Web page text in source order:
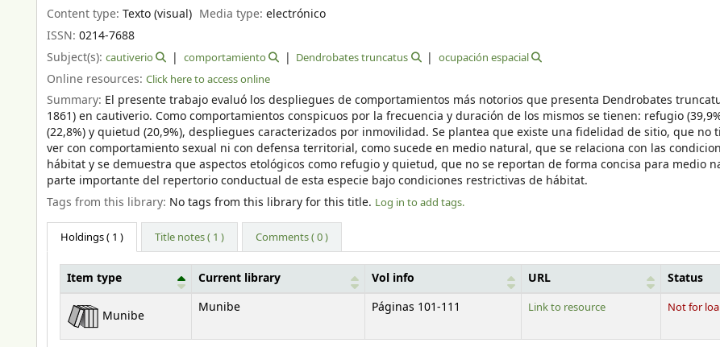
Content type: Texto (visual) Media type:electrónico
ISSN: 0214-7688
Subject(s): cautiverio comportamiento Dendrobates truncatus ocupación espacial
Online resources: Click here to access online
Summary: El presente trabajo evaluó los despliegues de comportamientos más notorios que presenta Dendrobates
1861) en cautiverio. Como comportamientos conspicuos por la frecuencia y duración de los mismos se tienen: refugio
(22,8%) y quietud (20,9%), despliegues caracterizados por inmovilidad. Se plantea que existe una fidelidad de sitio, que no
ver con comportamiento sexual ni con defensa territorial, como sucede en medio natural, que se relaciona con las
hábitat y se demuestra que aspectos etológicos como refugio y quietud, que no se reportan de forma concisa para medio
parte importante del repertorio conductual de esta especie bajo condiciones restrictivas de hábitat.
Tags from this library: No tags from this library for this title. Log in to add tags.
Holdings( 1 ) Title notes ( 1 ) Comments ( 0 )
Holdings
Item type Current library Vol info URL Status
Munibe
Munibe Páginas 101-111 Link to resource Not for